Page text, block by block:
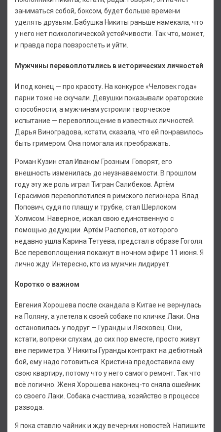
заниматься собой, боксом, будет больше времени
уделять друзьям. Бабушка Никиты раньше намекала, что
у него нет психологической устойчивости. Так что, может,
и правда пора повзрослеть и уйти.
Мужчины перевоплотились в исторических личностей
И под конец — про красоту. На конкурсе «Человек года»
парни тоже не скучали. Девушки показывали ораторские
способности, а мужчинам устроили творческое
испытание — перевоплощение в известных личностей.
Дарья Виноградова, кстати, сказала, что ей понравилось
быть гримером. Она помогала их преображать.
Роман Кузин стал Иваном Грозным. Говорят, его
внешность изменилась до неузнаваемости. В прошлом
году эту же роль играл Тигран Салибеков. Артём
Герасимов перевоплотился в римского легионера. Влад
Попович, судя по плащу и трубке, стал Шерлоком
Холмсом. Наверное, искал свою единственную с
помощью дедукции. Артём Распопов, от которого
недавно ушла Карина Тетуева, предстал в образе Гоголя.
Все перевоплощения покажут в ночном эфире 11 июня. Я
лично жду. Интересно, кто из мужчин лидирует.
Коротко о важном
Евгения Хорошева после скандала в Китае не вернулась
на Поляну, а улетела к своей собаке по кличке Лаки. Она
остановилась у подруг — Гуранды и Лясковец. Они,
кстати, вопреки слухам, до сих пор вместе, просто живут
вне периметра. У Никиты Гуранды контракт на дебютный
бой, ему надо готовиться. Кристина предоставила ему
свою квартиру, потому что у него самого ремонт. Так что
всё логично. Женя Хорошева наконец-то сняла ошейник
со своего Лаки. Собака счастлива, хозяйство в процессе
развода.
Я пока ставлю чайник и жду вечерних новостей. Напишите